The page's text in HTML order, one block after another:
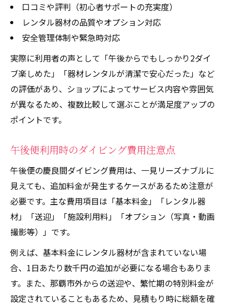
口コミや評判（初心者サポートの充実度）
レンタル器材の品質やオプション対応
安全管理体制や緊急時対応
実際に利用者の声として「午後からでもしっかり2ダイ
ブ楽しめた」「器材レンタルが清潔で安心だった」など
の評価があり、ショップによってサービス内容や雰囲気
が異なるため、複数比較して選ぶことが満足度アップの
ポイントです。
午後便利用時のダイビング費用注意点
午後便の慶良間ダイビング費用は、一見リーズナブルに
見えても、追加料金が発生するケースがあるため注意が
必要です。主な費用項目は「基本料金」「レンタル器
材」「送迎」「施設利用料」「オプション（写真・動画
撮影等）」です。
例えば、基本料金にレンタル器材が含まれていない場
合、1日あたり数千円の追加が必要になる場合もありま
す。また、那覇市外からの送迎や、繁忙期の特別料金が
設定されていることもあるため、見積もり時に総額を確